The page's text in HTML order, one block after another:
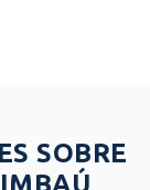
SOBRE